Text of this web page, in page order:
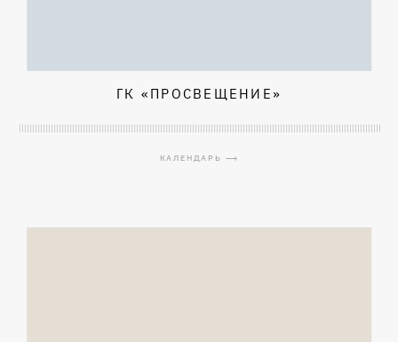
ГК «ПРОСВЕЩЕНИЕ»
КАЛЕНДАРЬ ⟶